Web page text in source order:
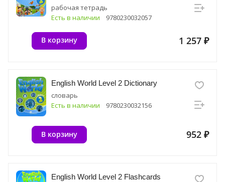
рабочая тетрадь
Есть в наличии
9780230032057
1 257 ₽
В корзину
English World Level 2 Dictionary
словарь
Есть в наличии
9780230032156
952 ₽
В корзину
English World Level 2 Flashcards